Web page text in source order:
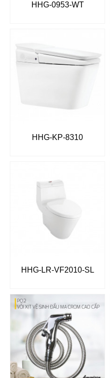
HHG-0953-WT
HHG-KP-8310
HHG-LR-VF2010-SL